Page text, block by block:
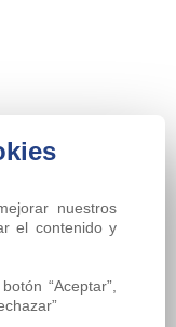
nuestros
el contenido y
“Aceptar”,